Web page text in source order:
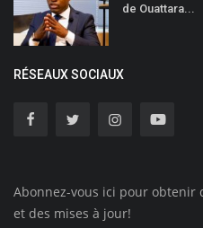
de Ouattara...
RÉSEAUX SOCIAUX
Abonnez-vous ici pour obtenir
et des mises à jour!